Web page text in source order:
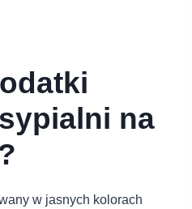
na
w jasnych kolorach